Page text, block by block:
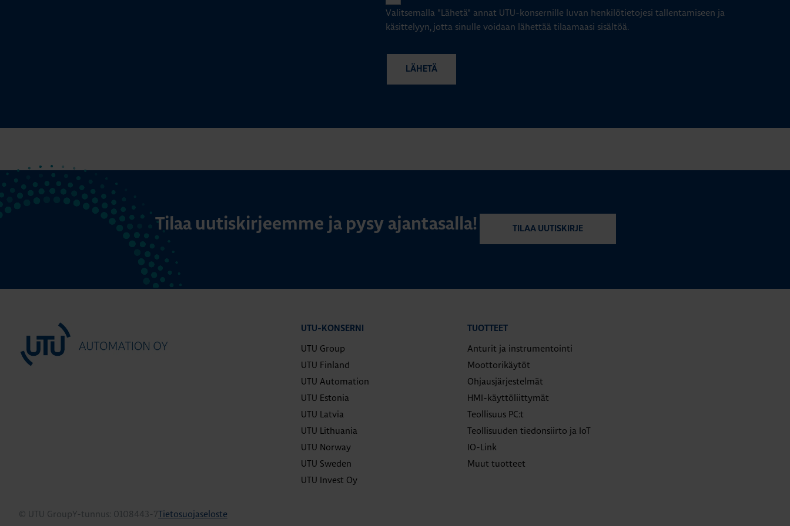
Valitsemalla "Lähetä" annat UTU-konsernille luvan henkilötietojesi tallentamiseen ja
käsittelyyn, jotta sinulle voidaan lähettää tilaamaasi sisältöä.
Tilaa uutiskirjeemme ja pysy ajantasalla! TILAA UUTISKIRJE
UTU-KONSERNI
UTU Group
UTU Finland
UTU Automation
UTU Estonia
UTU Latvia
UTU Lithuania
UTU Norway
UTU Sweden
UTU Invest Oy
TUOTTEET
Anturit ja instrumentointi
Moottorikäytöt
Ohjausjärjestelmät
HMI-käyttöliittymät
Teollisuus PC:t
Teollisuuden tiedonsiirto ja IoT
IO-Link
Muut tuotteet
© UTU GroupY-tunnus: 0108443-7Tietosuojaseloste